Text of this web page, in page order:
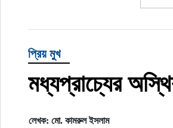
প্রিয় মুখ
মধ্যপ্রাচ্যের
লেখক: মো. কামরুল ইসলাম